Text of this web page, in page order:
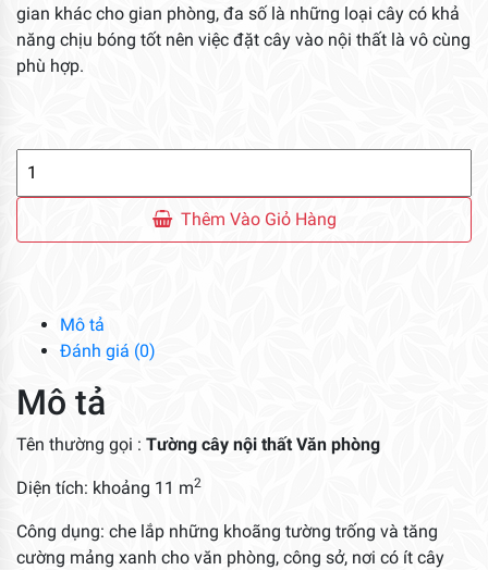
gian khác cho gian phòng, đa số là những loại cây có khả
năng chịu bóng tốt nên việc đặt cây vào nội thất là vô cùng
phù hợp.
Tường
Thất
lượng
Thêm Vào Giỏ Hàng
Mô tả
Đánh giá (0)
Mô tả
Tên thường gọi : Tường cây nội thất Văn phòng
Diện tích: khoảng 11 m2
Công dụng: che lắp những khoãng tường trống và tăng
cường mảng xanh cho văn phòng, công sở, nơi có ít cây